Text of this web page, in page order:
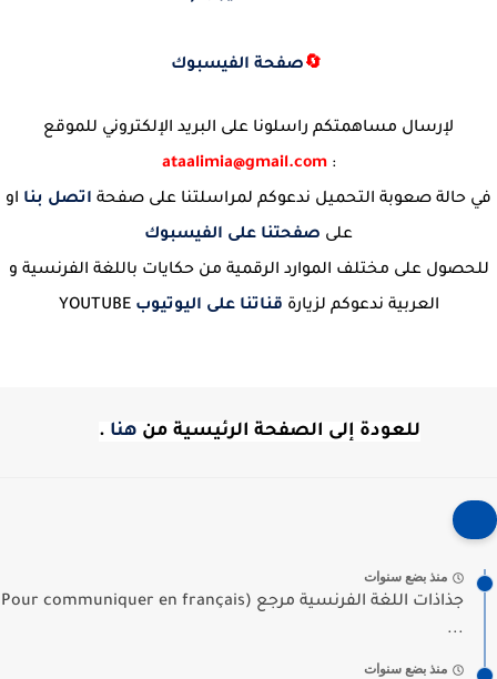
🔄صفحة الفيسبوك
لإرسال مساهمتكم راسلونا على البريد الإلكتروني للموقع
:
ataalimia@gmail.com
في حالة صعوبة التحميل ندعوكم لمراسلتنا على صفحة اتصل بنا او
على صفحتنا على الفيسبوك
للحصول على مختلف الموارد الرقمية من حكايات باللغة الفرنسية و
العربية ندعوكم لزيارة قناتنا على اليوتيوب YOUTUBE
للعودة إلى الصفحة الرئيسية من هنا .
منذ بضع سنوات
جذاذات اللغة الفرنسية مرجع (Pour communiquer en français
...
منذ بضع سنوات